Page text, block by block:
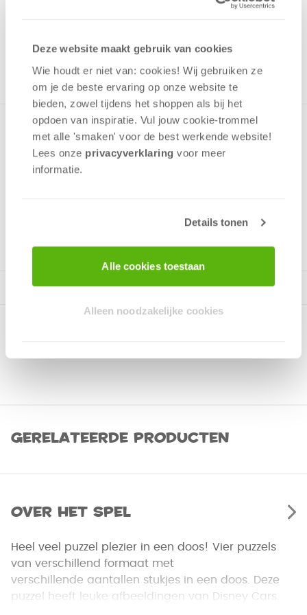
Deze website maakt gebruik van cookies
Wie houdt er niet van: cookies! Wij gebruiken ze
om je de beste ervaring op onze website te
bieden, zowel tijdens het shoppen als bij het
opdoen van inspiratie. Vul jouw cookie-trommel
met alle 'smaken' voor de best werkende website​!
Lees onze privacyverklaring voor meer
informatie.
Details tonen
Alle cookies toestaan
Alleen noodzakelijke cookies
UIT HET ASSORTIMENT
Heel veel puzzel plezier in een doos! Vier puzzels van
verschillend formaat met verschillende aantallen stukjes in
een doos. Deze puzzel heeft leuke afbeeldingen van Disney
Cars.
Gerelateerde producten
Over het spel
Heel veel puzzel plezier in een doos! Vier puzzels
van verschillend formaat met
verschillende aantallen stukjes in een doos. Deze
puzzel heeft leuke afbeeldingen van Disney Cars.